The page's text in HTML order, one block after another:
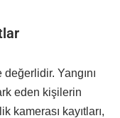
Yangını
eden kişilerin
kamerası kayıtları,